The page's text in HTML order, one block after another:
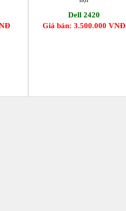
Dell 2420
Giá bán: 3.500.000 VNĐ